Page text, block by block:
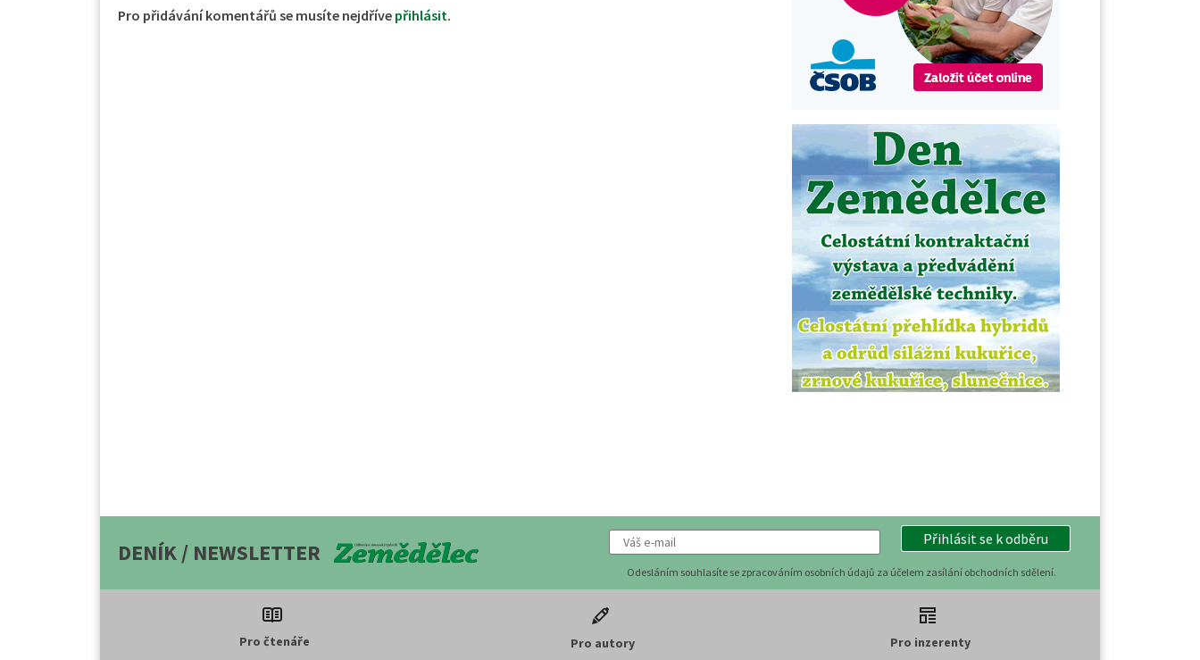
Pro přidávání komentářů se musíte nejdříve přihlásit.
DENÍK / NEWSLETTER Přihlásit se k odběru
Odesláním souhlasíte se zpracováním osobních údajů za účelem zasílání obchodních sdělení.
Pro čtenáře
Pro autory
Pro inzerenty